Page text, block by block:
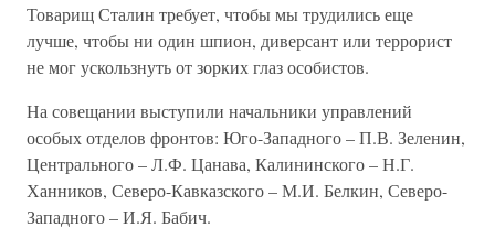
Товарищ Сталин требует, чтобы мы трудились еще
лучше, чтобы ни один шпион, диверсант или террорист
не мог ускользнуть от зорких глаз особистов.
На совещании выступили начальники управлений
особых отделов фронтов: Юго-Западного – П.В. Зеленин,
Центрального – Л.Ф. Цанава, Калининского – Н.Г.
Ханников, Северо-Кавказского – М.И. Белкин, Северо-
Западного – И.Я. Бабич.